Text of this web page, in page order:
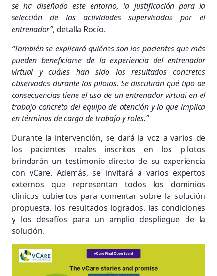
se ha diseñado este entorno, la justificación para la
selección de las actividades supervisadas por el
entrenador”, detalla Rocío.
“También se explicará quiénes son los pacientes que más
pueden beneficiarse de la experiencia del entrenador
virtual y cuáles han sido los resultados concretos
observados durante los pilotos. Se discutirán qué tipo de
consecuencias tiene el uso de un entrenador virtual en el
trabajo concreto del equipo de atención y lo que implica
en términos de carga de trabajo y roles.”
Durante la intervención, se dará la voz a varios de
los pacientes reales inscritos en los pilotos
brindarán un testimonio directo de su experiencia
con vCare. Además, se invitará a varios expertos
externos que representan todos los dominios
clínicos cubiertos para comentar sobre la solución
propuesta, los resultados logrados, las condiciones
y los desafíos para un amplio despliegue de la
solución.